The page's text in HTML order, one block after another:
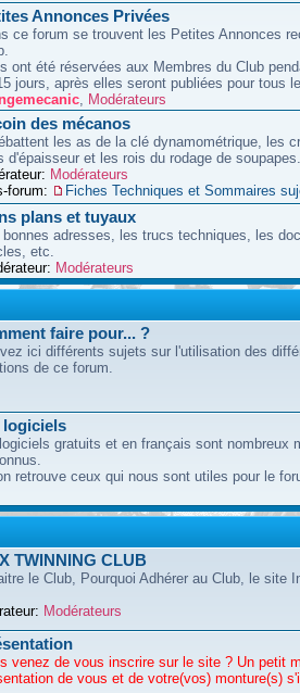
Annonces Privées
ce forum se trouvent les Petites Annonces
ont été réservées aux Membres du Club
jours, après elles seront publiées pour tous
, Modérateurs
des mécanos
les as de la clé dynamométrique, les
d'épaisseur et les rois du rodage de soupapes.
Modérateurs
forum:
Fiches Techniques et Sommaires
plans et tuyaux
bonnes adresses, les trucs techniques, les
etc.
Modérateurs
faire pour... ?
ici différents sujets sur l'utilisation des
de ce forum.
logiciels
gratuits et en français sont nombreux
retrouve ceux qui nous sont utiles pour le
TWINNING CLUB
le Club, Pourquoi Adhérer au Club, le site
Modérateurs
venez de vous inscrire sur le site ? Un petit
de vous et de votre(vos) monture(s)